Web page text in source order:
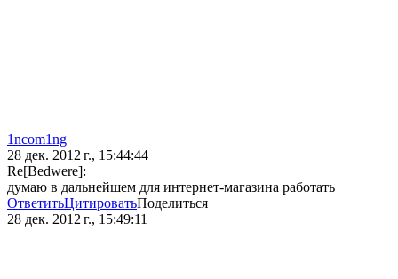
1ncom1ng
28 дек. 2012 г., 15:44:44
Re[Bedwere]:
думаю в дальнейшем для интернет-магазина работать
ОтветитьЦитироватьПоделиться
28 дек. 2012 г., 15:49:11